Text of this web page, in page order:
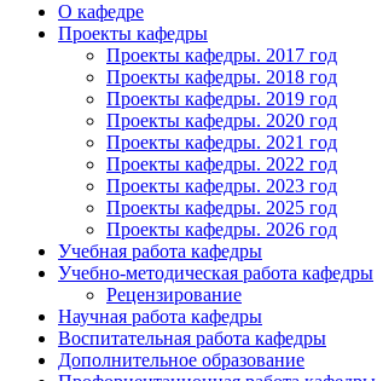
О кафедре
Проекты кафедры
Проекты кафедры. 2017 год
Проекты кафедры. 2018 год
Проекты кафедры. 2019 год
Проекты кафедры. 2020 год
Проекты кафедры. 2021 год
Проекты кафедры. 2022 год
Проекты кафедры. 2023 год
Проекты кафедры. 2025 год
Проекты кафедры. 2026 год
Учебная работа кафедры
Учебно-методическая работа кафедры
Рецензирование
Научная работа кафедры
Воспитательная работа кафедры
Дополнительное образование